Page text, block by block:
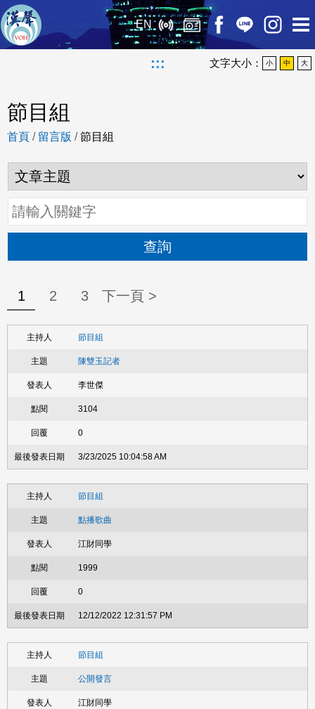
EN
::: 文字大小： 小 中 大
節目組
首頁 / 留言版 /節目組
查詢
1 2 3 下一頁 >
節目組
陳雙玉記者
李世傑
3104
0
3/23/2025 10:04:58 AM
節目組
點播歌曲
江財同學
1999
0
12/12/2022 12:31:57 PM
節目組
公開發言
江財同學